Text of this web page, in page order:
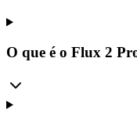
O que é o Flux 2